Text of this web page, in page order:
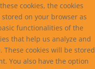
cookies, the cookies
on your browser as
functionalities of the
that help us analyze and
cookies will be stored
You also have the option